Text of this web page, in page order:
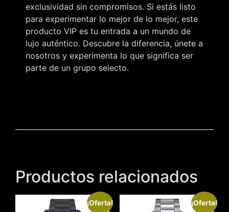
exclusividad sin compromisos. Si estás listo
para experimentar lo mejor de lo mejor, este
producto VIP es tu entrada a un mundo de
lujo auténtico. Descubre la diferencia, únete a
nosotros y experimenta lo que significa ser
parte de un grupo selecto.
Productos relacionados
¡Oferta! ¡Oferta!